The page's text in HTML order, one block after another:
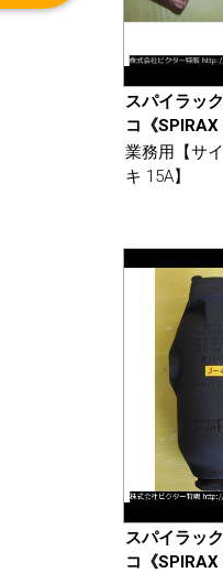
スパイラッ
コ《SPIRAX
業務用【サ
キ 15A】
スパイラッ
コ《SPIRAX